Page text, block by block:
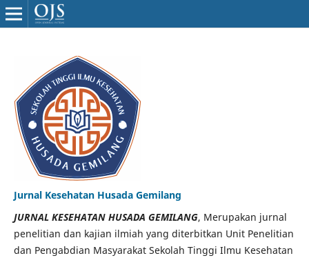
Jurnal Kesehatan Husada Gemilang
JURNAL KESEHATAN HUSADA GEMILANG, Merupakan jurnal
penelitian dan kajian ilmiah yang diterbitkan Unit Penelitian
dan Pengabdian Masyarakat Sekolah Tinggi Ilmu Kesehatan